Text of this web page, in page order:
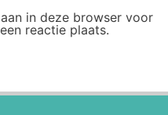
in deze browser voor
reactie plaats.